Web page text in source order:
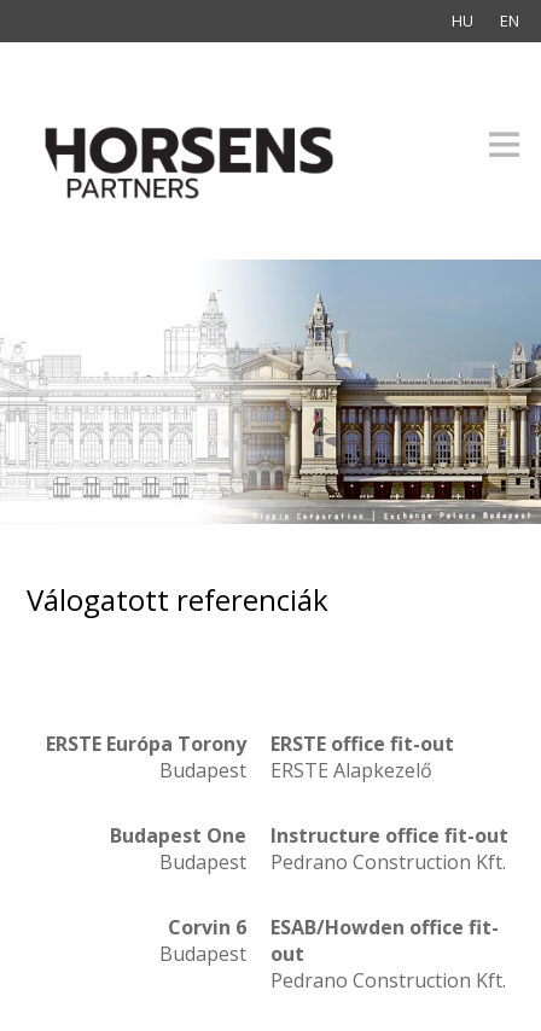
HU EN
Válogatott referenciák
ERSTE Európa Torony
Budapest
ERSTE office fit-out
ERSTE Alapkezelő
Budapest One
Budapest
Instructure office fit-out
Pedrano Construction Kft.
Corvin 6
Budapest
ESAB/Howden office fit-
out
Pedrano Construction Kft.